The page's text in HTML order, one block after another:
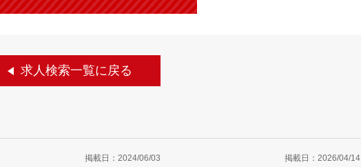
求人検索一覧に戻る
掲載日：2024/06/03 掲載日：2026/04/14